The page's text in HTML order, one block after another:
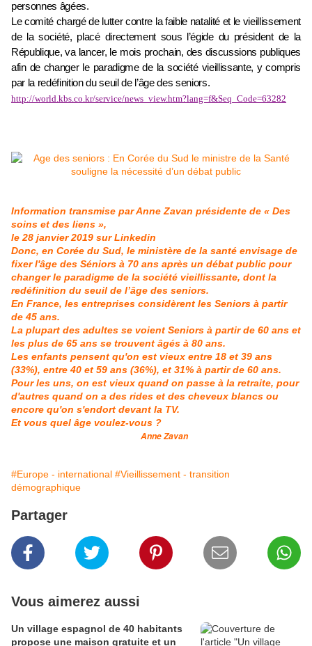
personnes âgées.
Le comité chargé de lutter contre la faible natalité et le vieillissement
de la société, placé directement sous l’égide du président de la
République, va lancer, le mois prochain, des discussions publiques
afin de changer le paradigme de la société vieillissante, y compris
par la redéfinition du seuil de l’âge des seniors.
http://world.kbs.co.kr/service/news_view.htm?lang=f&Seq_Code=63282
Information transmise par Anne Zavan présidente de « Des
soins et des liens »,
le 28 janvier 2019 sur Linkedin
Donc, en Corée du Sud, le ministère de la santé envisage de
fixer l'âge des Séniors à 70 ans après un débat public pour
changer le paradigme de la société vieillissante, dont la
redéfinition du seuil de l’âge des seniors.
En France, les entreprises considèrent les Seniors à partir
de 45 ans.
La plupart des adultes se voient Seniors à partir de 60 ans et
les plus de 65 ans se trouvent âgés à 80 ans.
Les enfants pensent qu'on est vieux entre 18 et 39 ans
(33%), entre 40 et 59 ans (36%), et 31% à partir de 60 ans.
Pour les uns, on est vieux quand on passe à la retraite, pour
d'autres quand on a des rides et des cheveux blancs ou
encore qu'on s'endort devant la TV.
Et vous quel âge voulez-vous ?
Anne Zavan
#Europe - international #Vieillissement - transition
démographique
Partager
Vous aimerez aussi
Un village espagnol de 40 habitants
propose une maison gratuite et un